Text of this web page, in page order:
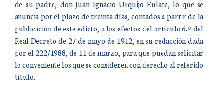
de su padre, don Juan Ignacio Urquijo Eulate, lo que se
anuncia por el plazo de treinta días, contados a partir de la
publicación de este edicto, a los efectos del artículo 6.º del
Real Decreto de 27 de mayo de 1912, en su redacción dada
por el 222/1988, de 11 de marzo, para que puedan solicitar
lo conveniente los que se consideren con derecho al referido
título.